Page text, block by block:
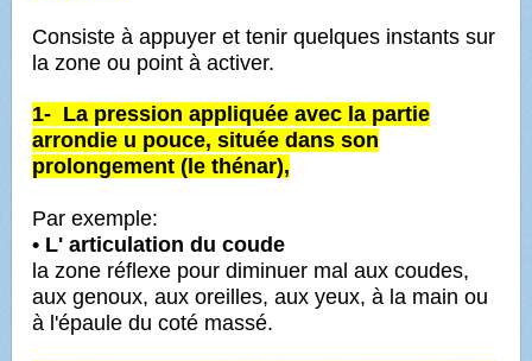
Consiste à appuyer et tenir quelques instants sur
la zone ou point à activer.
1- La pression appliquée avec la partie
arrondie u pouce, située dans son
prolongement (le thénar),
Par exemple:
• L' articulation du coude
la zone réflexe pour diminuer mal aux coudes,
aux genoux, aux oreilles, aux yeux, à la main ou
à l'épaule du coté massé.